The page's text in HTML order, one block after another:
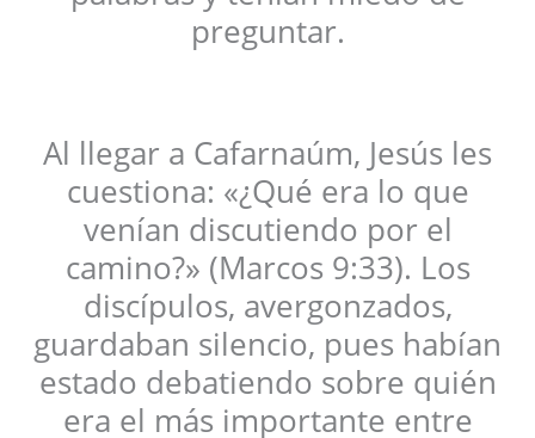
preguntar.
Al llegar a Cafarnaúm, Jesús les
cuestiona: «¿Qué era lo que
venían discutiendo por el
camino?» (Marcos 9:33). Los
discípulos, avergonzados,
guardaban silencio, pues habían
estado debatiendo sobre quién
era el más importante entre